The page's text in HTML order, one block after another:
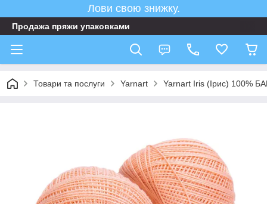
Лови свою знижку.
Продажа пряжи упаковками
Товари та послуги Yarnart Yarnart Iris (Ірис) 100%